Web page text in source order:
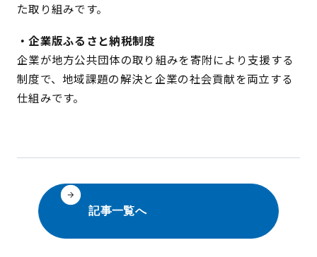
た取り組みです。
・企業版ふるさと納税制度
企業が地方公共団体の取り組みを寄附により支援する
制度で、地域課題の解決と企業の社会貢献を両立する
仕組みです。
記事一覧へ